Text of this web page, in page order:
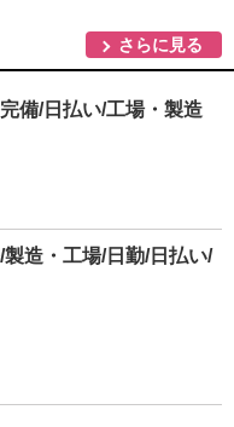
さらに見る
備/日払い/工場・製造
製造・工場/日勤/日払い/